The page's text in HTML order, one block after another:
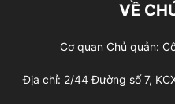
VỀ
Cơ quan Chủ quản:
Địa chỉ: 2/44 Đường số 7,